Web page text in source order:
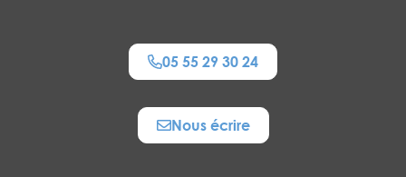
05 55 29 30 24
Nous écrire